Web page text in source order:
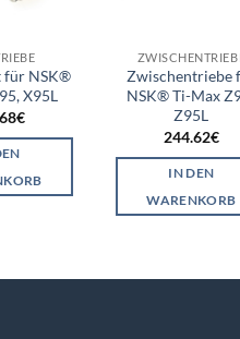
für NSK®
X95L
€
Zwischentriebe
NSK® Ti-Max
Z95L
244.62€
IN DEN
WARENKORB